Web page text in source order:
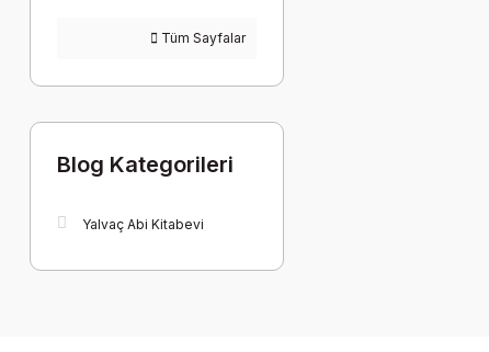
Tüm Sayfalar
Blog Kategorileri
Yalvaç Abi Kitabevi